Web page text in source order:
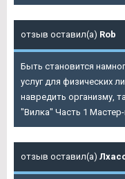
отзыв оставил(а) Rob
Быть становится
услуг для физических
навредить организму,
"Вилка" Часть 1
отзыв оставил(а)